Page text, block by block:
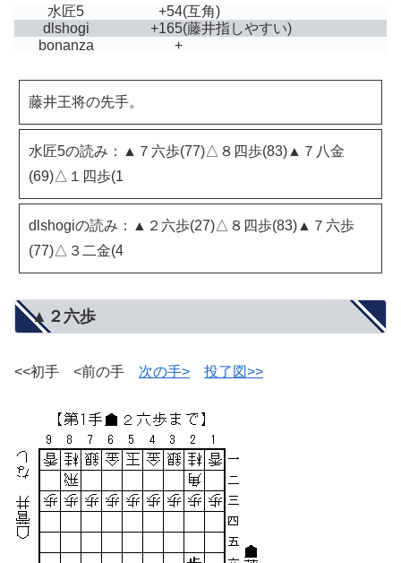
水匠5 +54(互角)
dlshogi
+165(藤井指しやすい)
bonanza
+
藤井王将の先手。
水匠5の読み：▲７六歩(77)△８四歩(83)▲７八金
(69)△１四歩(1
dlshogiの読み：▲２六歩(27)△８四歩(83)▲７六歩
(77)△３二金(4
▲２六歩
<<初手 <前の手 次の手> 投了図>>